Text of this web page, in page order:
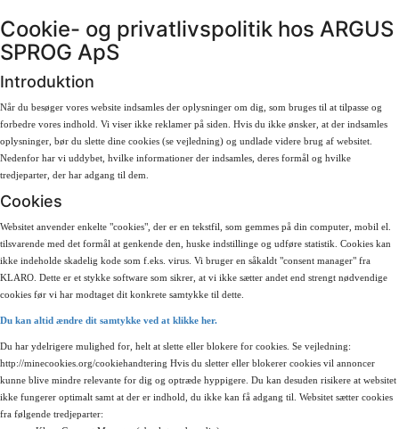
Cookie- og privatlivspolitik hos ARGUS
SPROG ApS
Introduktion
Når du besøger vores website indsamles der oplysninger om dig, som bruges til at tilpasse og
forbedre vores indhold. Vi viser ikke reklamer på siden. Hvis du ikke ønsker, at der indsamles
oplysninger, bør du slette dine cookies (se vejledning) og undlade videre brug af websitet.
Nedenfor har vi uddybet, hvilke informationer der indsamles, deres formål og hvilke
tredjeparter, der har adgang til dem.
Cookies
Websitet anvender enkelte "cookies", der er en tekstfil, som gemmes på din computer, mobil el.
tilsvarende med det formål at genkende den, huske indstillinge og udføre statistik. Cookies kan
ikke indeholde skadelig kode som f.eks. virus. Vi bruger en såkaldt "consent manager" fra
KLARO. Dette er et stykke software som sikrer, at vi ikke sætter andet end strengt nødvendige
cookies før vi har modtaget dit konkrete samtykke til dette.
Du kan altid ændre dit samtykke ved at klikke her.
Du har ydelrigere mulighed for, helt at slette eller blokere for cookies. Se vejledning:
http://minecookies.org/cookiehandtering Hvis du sletter eller blokerer cookies vil annoncer
kunne blive mindre relevante for dig og optræde hyppigere. Du kan desuden risikere at websitet
ikke fungerer optimalt samt at der er indhold, du ikke kan få adgang til. Websitet sætter cookies
fra følgende tredjeparter: